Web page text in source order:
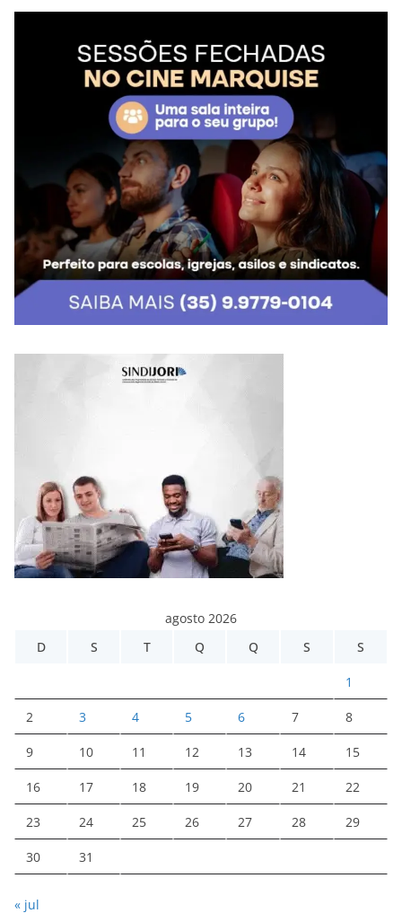
agosto 2026
D
S T Q Q S S
1
2 3 4 5 6 7 8
9 10 11 12 13 14 15
16 17 18 19 20 21 22
23 24 25 26 27 28 29
30 31
« jul